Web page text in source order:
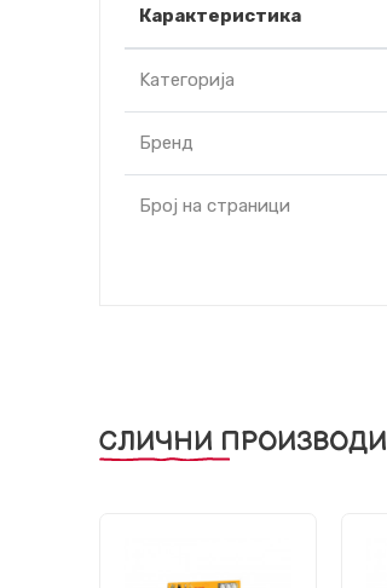
Карактеристика
Kатегорија
Бренд
Број на страници
СЛИЧНИ ПРОИЗВОДИ